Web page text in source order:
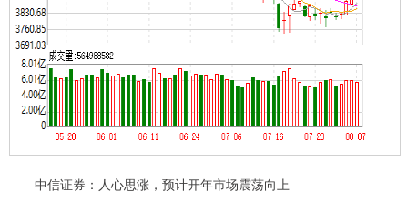
中信证券：人心思涨，预计开年市场震荡向上